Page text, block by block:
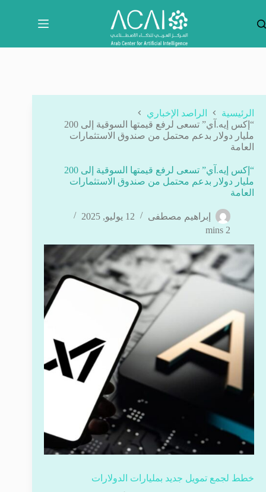
المحتوى
الرئيسية
الراصد الإخباري
“إكس إيه.آي” تسعى لرفع قيمتها السوقية إلى 200
مليار دولار بدعم محتمل من صندوق الاستثمارات
العامة
“إكس إيه.آي” تسعى لرفع قيمتها السوقية إلى 200
مليار دولار بدعم محتمل من صندوق الاستثمارات
العامة
إبراهيم مصطفى
12 يوليو, 2025
2 mins
خطط لجمع تمويل جديد بمليارات الدولارات